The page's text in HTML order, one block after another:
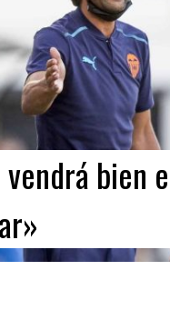
vendrá bien